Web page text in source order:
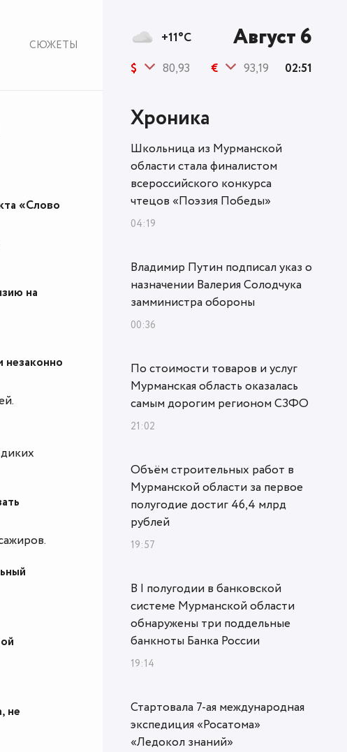
СЮЖЕТЫ
«Слово
на
незаконно
не
+11°C Август 6
$ 80,93 € 93,19 02:51
Хроника
Школьница из Мурманской
области стала финалистом
всероссийского конкурса
чтецов «Поэзия Победы»
04:19
Владимир Путин подписал указ о
назначении Валерия Солодчука
замминистра обороны
00:36
По стоимости товаров и услуг
Мурманская область оказалась
самым дорогим регионом СЗФО
21:02
Объём строительных работ в
Мурманской области за первое
полугодие достиг 46,4 млрд
рублей
19:57
В I полугодии в банковской
системе Мурманской области
обнаружены три поддельные
банкноты Банка России
19:14
Стартовала 7-ая международная
экспедиция «Росатома»
«Ледокол знаний»